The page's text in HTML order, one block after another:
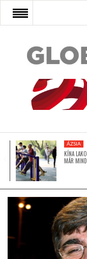
FŐOLDAL
AFRIKA
ÁZSIA
LATIN-AMERIKA
KÖZEL-KELET
ÁZSIA
KÍNA
MÁR